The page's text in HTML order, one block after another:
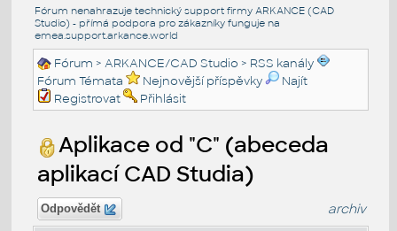
Fórum nenahrazuje technický support firmy ARKANCE (CAD
Studio) - přímá podpora pro zákazníky funguje na
emea.support.arkance.world
Fórum >ARKANCE/CAD Studio > RSS kanály
Fórum Témata
Nejnovější příspěvky
Najít
Registrovat
Přihlásit
Aplikace od "C" (abeceda
aplikací CAD Studia)
Odpovědět archiv